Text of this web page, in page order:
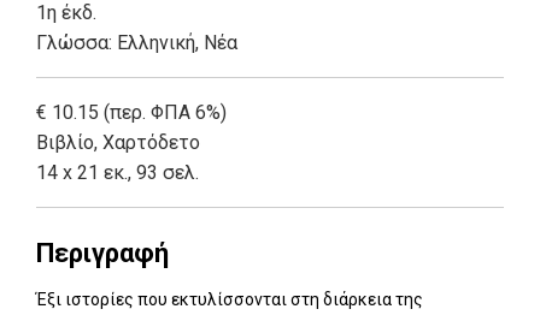
1η έκδ.
Γλώσσα: Ελληνική, Νέα
€ 10.15 (περ. ΦΠΑ 6%)
Βιβλίο, Χαρτόδετο
14 x 21 εκ., 93 σελ.
Περιγραφή
Έξι ιστορίες που εκτυλίσσονται στη διάρκεια της